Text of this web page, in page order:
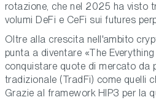
rotazione, che nel 2025 ha visto
volumi DeFi e CeFi sui futures
Oltre alla crescita nell'ambito
punta a diventare «The
conquistare quote di mercato da
tradizionale (TradFi) come quelli
Grazie al framework HIP3 per la